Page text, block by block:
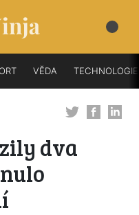
VĚDA TECHNOLOGIE
dva